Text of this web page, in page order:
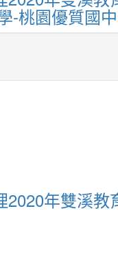
-桃園優質國中
年雙溪教